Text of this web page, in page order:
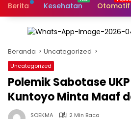
Berita Kesehatan Otomotif
Beranda Uncategorized
Uncategorized
Polemik Sabotase
Kuntoyo Minta Maaf
SOEKMA
2 Min Baca